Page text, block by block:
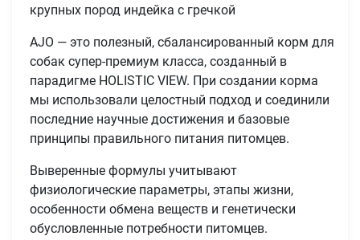
крупных пород индейка с гречкой
AJO — это полезный, сбалансированный корм для
собак супер-премиум класса, созданный в
парадигме HOLISTIC VIEW. При создании корма
мы использовали целостный подход и соединили
последние научные достижения и базовые
принципы правильного питания питомцев.
Выверенные формулы учитывают
физиологические параметры, этапы жизни,
особенности обмена веществ и генетически
обусловленные потребности питомцев.